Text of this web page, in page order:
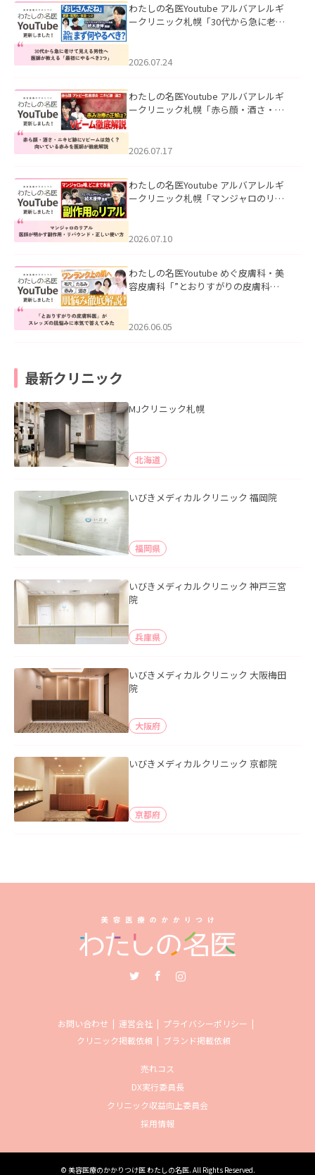
わたしの名医Youtube アルバアレルギ
ークリニック札幌「30代から急に老け
た。
2026.07.24
わたしの名医Youtube アルバアレルギ
ークリニック札幌「赤ら顔・酒さ・ニ
した。
2026.07.17
わたしの名医Youtube アルバアレルギ
ークリニック札幌「マンジャロのリア
た。
2026.07.10
わたしの名医Youtube めぐ皮膚科・美
容皮膚科「”とおりすがりの皮膚科
2026.06.05
最新クリニック
MJクリニック札幌
北海道
いびきメディカルクリニック 福岡院
福岡県
いびきメディカルクリニック 神戸三宮
院
兵庫県
いびきメディカルクリニック 大阪梅田
院
大阪府
いびきメディカルクリニック 京都院
京都府
お問い合わせ 運営会社
プライバシーポリシー
クリニック掲載依頼
ブランド掲載依頼
売れコス
DX実行委員長
クリニック収益向上委員会
採用情報
© 美容医療のかかりつけ医 わたしの名医. All Rights Reserved.